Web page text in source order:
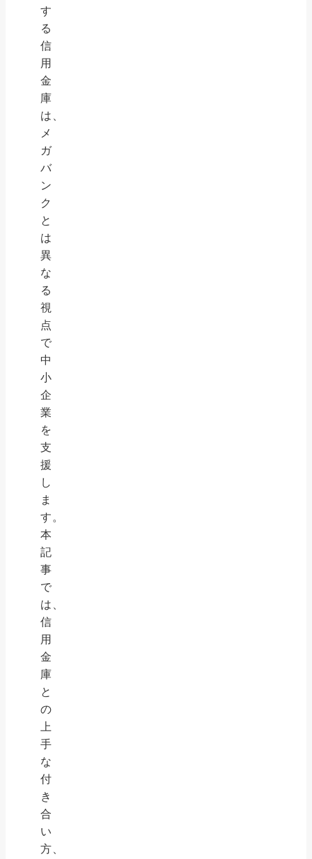
す
る
信
用
金
庫
は、
メ
ガ
バ
ン
ク
と
は
異
な
る
視
点
で
中
小
企
業
を
支
援
し
ま
す。
本
記
事
で
は、
信
用
金
庫
と
の
上
手
な
付
き
合
い
方、